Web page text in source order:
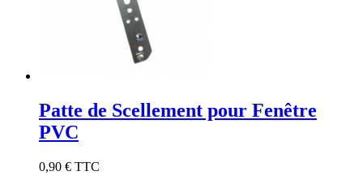
Patte de Scellement pour Fenêtre
PVC
0,90 € TTC